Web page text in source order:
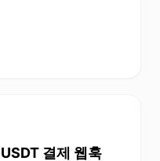
결제 웹훅